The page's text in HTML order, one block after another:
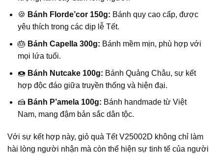
🍪 Bánh Florde’cor 150g: Bánh quy cao cấp, được
yêu thích trong các dịp lễ Tết.
🎂 Bánh Capella 300g: Bánh mềm mịn, phù hợp với
mọi lứa tuổi.
🍩 Bánh Nutcake 100g: Bánh Quảng Châu, sự kết
hợp độc đáo giữa truyền thống và hiện đại.
🍰 Bánh P’amela 100g: Bánh handmade từ Việt
Nam, mang đậm bản sắc dân tộc.
Với sự kết hợp này, giỏ quà Tết V25002D không chỉ làm
hài lòng người nhận mà còn thể hiện sự tinh tế của người